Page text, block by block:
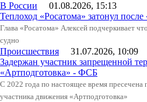
В России 01.08.2026, 15:13
Теплоход «Росатома» затонул
Глава «Росатома» Алексей подчеркивает
судно
Происшествия 31.07.2026, 10:09
Задержан участник запрещенной
«Артподготовка» - ФСБ
С 2022 года по настоящее время пресечена
участника движения «Артподготовка»